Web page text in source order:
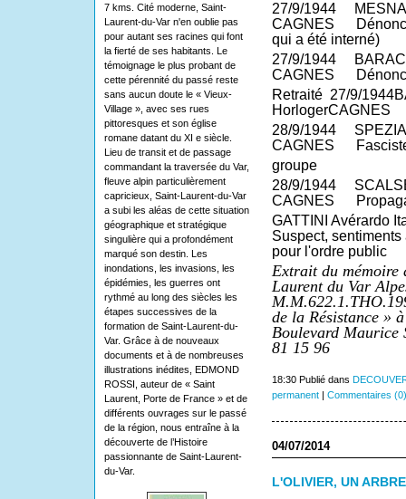
7 kms. Cité moderne, Saint-
Laurent-du-Var n'en oublie pas
pour autant ses racines qui font
la fierté de ses habitants. Le
témoignage le plus probant de
cette pérennité du passé reste
sans aucun doute le « Vieux-
Village », avec ses rues
pittoresques et son église
romane datant du XI e siècle.
Lieu de transit et de passage
commandant la traversée du Var,
fleuve alpin particulièrement
capricieux, Saint-Laurent-du-Var
a subi les aléas de cette situation
géographique et stratégique
singulière qui a profondément
marqué son destin. Les
inondations, les invasions, les
épidémies, les guerres ont
rythmé au long des siècles les
étapes successives de la
formation de Saint-Laurent-du-
Var. Grâce à de nouveaux
documents et à de nombreuses
illustrations inédites, EDMOND
ROSSI, auteur de « Saint
Laurent, Porte de France » et de
différents ouvrages sur le passé
de la région, nous entraîne à la
découverte de l’Histoire
passionnante de Saint-Laurent-
du-Var.
27/9/1944
CAGNES
qui a été interné)
27/9/1944
CAGNES
Retraité 27/9/
HorlogerCAGNES
28/9/1944
CAGNES
groupe
28/9/1944
CAGNES
GATTINI Avérardo
Suspect,
pour l'ordre public
Extrait du mémoire
Laurent du Var
de la Résistance »
Boulevard Maurice
81 15 96
18:30 Publié dans
permanent| Commentaires (0)
04/07/2014
L'OLIVIER, UN